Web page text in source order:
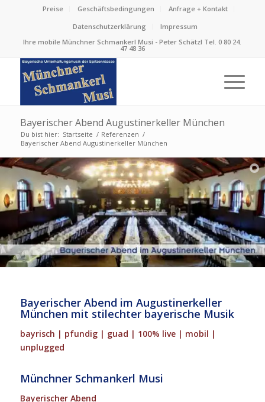
Preise Geschäftsbedingungen
Anfrage + Kontakt
Datenschutzerklärung
Impressum
Ihre mobile Münchner Schmankerl Musi - Peter Schätzl Tel. 0 80 24.
47 48 36
Bayerischer Abend Augustinerkeller München
Du bist hier: Startseite / Referenzen /
Bayerischer Abend Augustinerkeller München
Bayerischer Abend im Augustinerkeller
München mit stilechter bayerische Musik
bayrisch | pfundig | guad | 100% live | mobil |
unplugged
Münchner Schmankerl Musi
Bayerischer Abend